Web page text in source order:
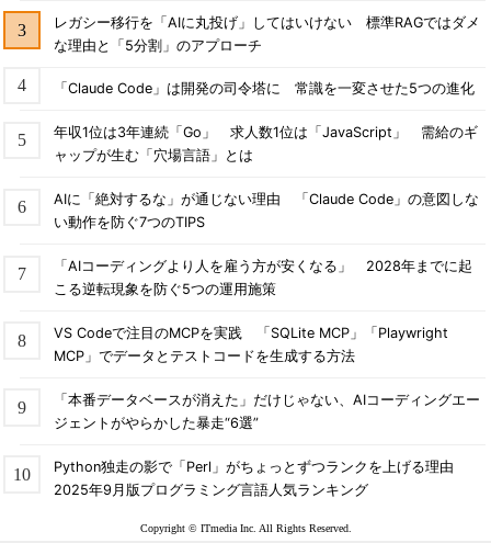
レガシー移行を「AIに丸投げ」してはいけない 標準RAGではダメ
な理由と「5分割」のアプローチ
「Claude Code」は開発の司令塔に 常識を一変させた5つの進化
年収1位は3年連続「Go」 求人数1位は「JavaScript」 需給のギ
ャップが生む「穴場言語」とは
AIに「絶対するな」が通じない理由 「Claude Code」の意図しな
い動作を防ぐ7つのTIPS
「AIコーディングより人を雇う方が安くなる」 2028年までに起
こる逆転現象を防ぐ5つの運用施策
VS Codeで注目のMCPを実践 「SQLite MCP」「Playwright
MCP」でデータとテストコードを生成する方法
「本番データベースが消えた」だけじゃない、AIコーディングエー
ジェントがやらかした暴走“6選”
Python独走の影で「Perl」がちょっとずつランクを上げる理由
2025年9月版プログラミング言語人気ランキング
Copyright © ITmedia Inc. All Rights Reserved.